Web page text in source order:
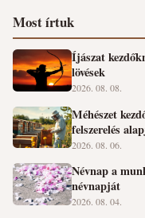
Most írtuk
Íjászat
lövések
2026. 08. 08.
Méhészet
felszerelés
2026. 08. 06.
Névnap a
névnapját
2026. 08. 04.